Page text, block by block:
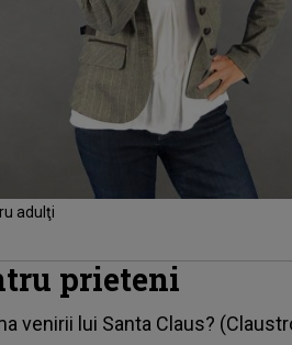
adulţi
prieteni
venirii lui Santa Claus?